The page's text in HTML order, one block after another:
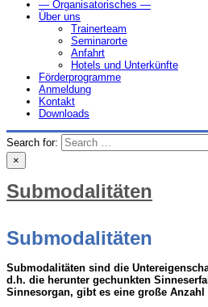
— Organisatorisches —
Über uns
Trainerteam
Seminarorte
Anfahrt
Hotels und Unterkünfte
Förderprogramme
Anmeldung
Kontakt
Downloads
Search for:
×
Submodalitäten
Submodalitäten
Submodalitäten sind die
d.h. die herunter gechunkten
Sinnesorgan, gibt es eine große